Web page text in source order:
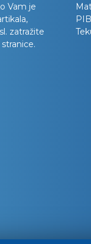
Vam je
zatražite